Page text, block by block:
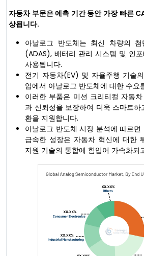
자동차 부문은 예측 기간 동안 가장 빠른
상됩니다.
아날로그 반도체는 최신 차량의
(ADAS), 배터리 관리 시스템 및 인
사용됩니다.
전기 자동차(EV) 및 자율주행 기술
업에서 아날로그 반도체에 대한 수요
이러한 부품은 미션 크리티컬 자동
과 신뢰성을 보장하여 더욱 스마트
환을 지원합니다.
아날로그 반도체 시장 분석에 따르
급속한 성장은 자동차 혁신에 대한
지원 기술의 통합에 힘입어 가속화되